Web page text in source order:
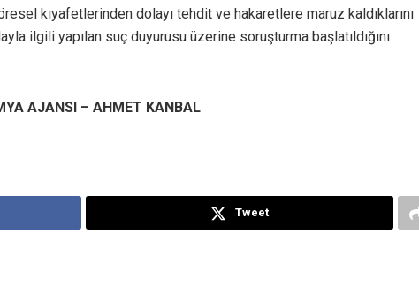
kıyafetlerinden dolayı tehdit ve hakaretlere maruz kaldıklarını
ilgili yapılan suç duyurusu üzerine soruşturma başlatıldığını
AJANSI – AHMET KANBAL
Tweet